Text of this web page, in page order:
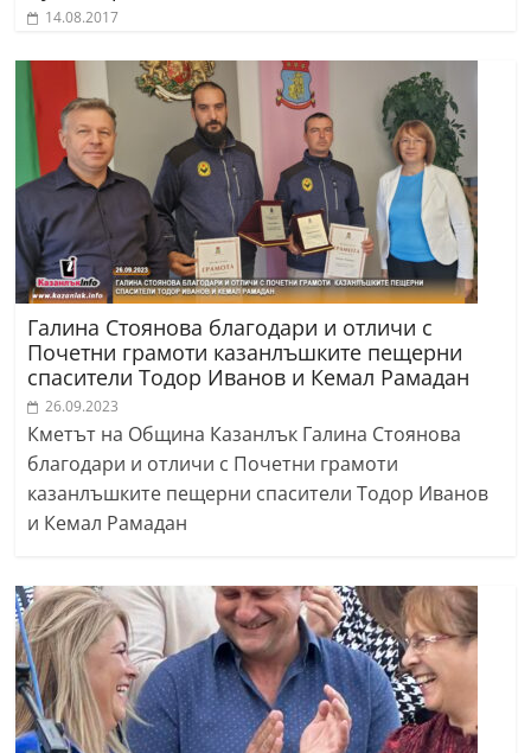
14.08.2017
Галина Стоянова благодари и отличи с
Почетни грамоти казанлъшките пещерни
спасители Тодор Иванов и Кемал Рамадан
26.09.2023
Кметът на Община Казанлък Галина Стоянова
благодари и отличи с Почетни грамоти
казанлъшките пещерни спасители Тодор Иванов
и Кемал Рамадан